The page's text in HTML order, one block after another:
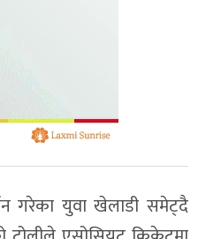
गरेका युवा खेलाडी समेट्दै